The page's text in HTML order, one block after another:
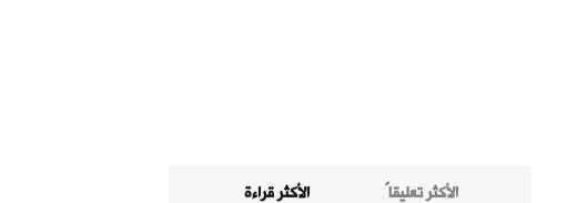
الأكثر قراءة الأكثر تعليقاً